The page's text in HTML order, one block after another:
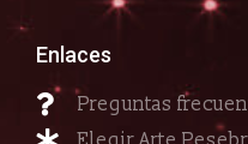
Enlaces
Preguntas